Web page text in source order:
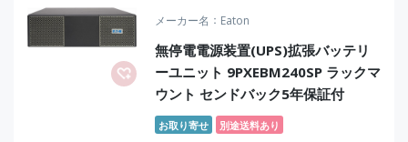
メーカー名 Eaton
無停電電源装置(UPS)拡張バッテリ
ーユニット 9PXEBM240SP ラックマ
ウント センドバック5年保証付
お取り寄せ 別途送料あり